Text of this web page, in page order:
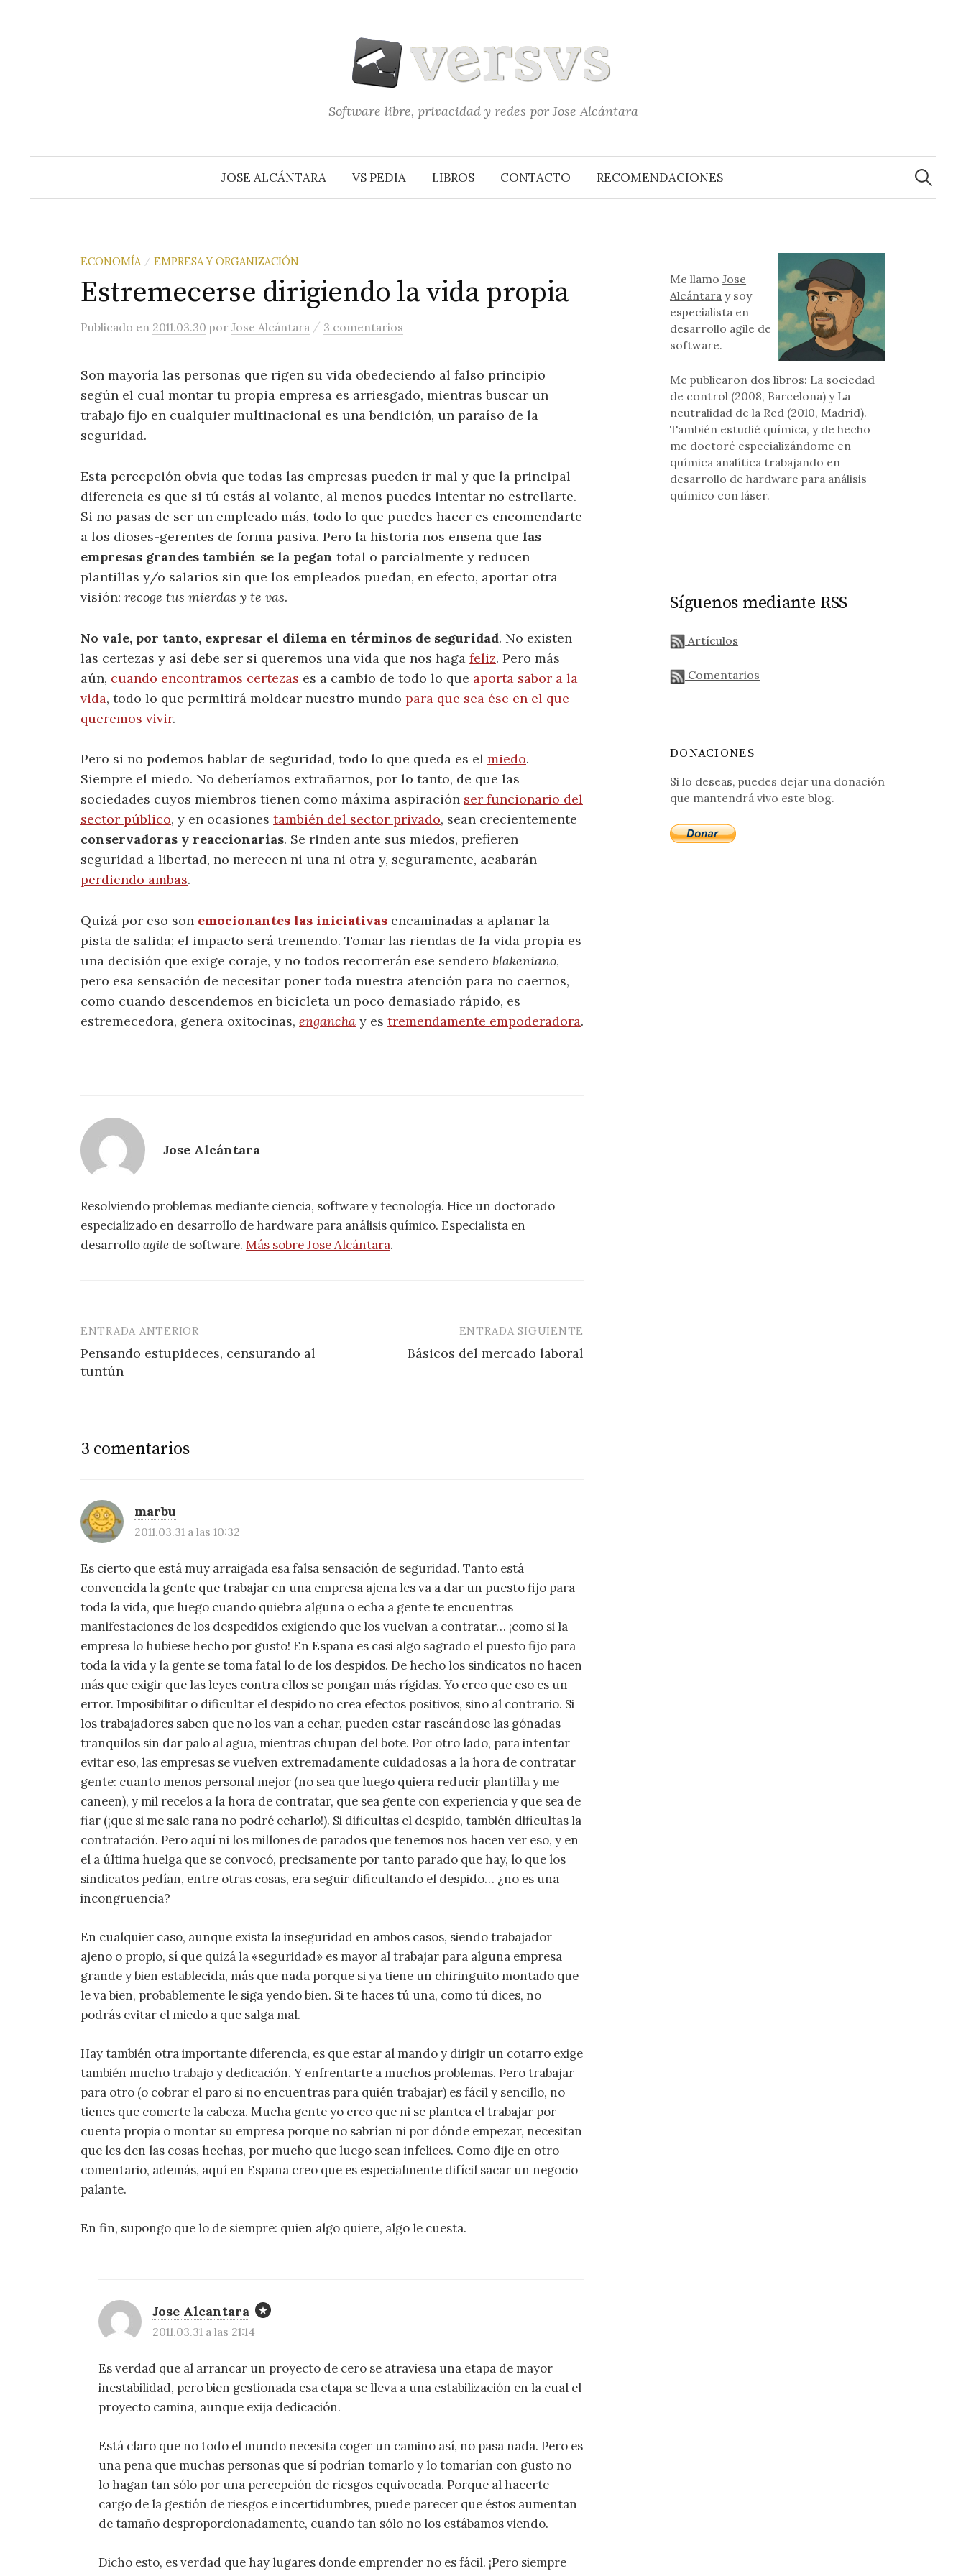
Software libre, privacidad y redes por Jose Alcántara
JOSE ALCÁNTARA VS PEDIA LIBROS CONTACTO RECOMENDACIONES
Buscar:
ECONOMÍA / EMPRESA Y ORGANIZACIÓN
Estremecerse dirigiendo la vida propia
Publicado en 2011.03.30 por Jose Alcántara / 3 comentarios
Son mayoría las personas que rigen su vida obedeciendo al falso principio
según el cual montar tu propia empresa es arriesgado, mientras buscar un
trabajo fijo en cualquier multinacional es una bendición, un paraíso de la
seguridad.
Esta percepción obvia que todas las empresas pueden ir mal y que la principal
diferencia es que si tú estás al volante, al menos puedes intentar no estrellarte.
Si no pasas de ser un empleado más, todo lo que puedes hacer es encomendarte
a los dioses-gerentes de forma pasiva. Pero la historia nos enseña que las
empresas grandes también se la pegan total o parcialmente y reducen
plantillas y/o salarios sin que los empleados puedan, en efecto, aportar otra
visión: recoge tus mierdas y te vas.
No vale, por tanto, expresar el dilema en términos de seguridad. No existen
las certezas y así debe ser si queremos una vida que nos haga feliz. Pero más
aún, cuando encontramos certezas es a cambio de todo lo que aporta sabor a la
vida, todo lo que permitirá moldear nuestro mundo para que sea ése en el que
queremos vivir.
Pero si no podemos hablar de seguridad, todo lo que queda es el miedo.
Siempre el miedo. No deberíamos extrañarnos, por lo tanto, de que las
sociedades cuyos miembros tienen como máxima aspiración ser funcionario del
sector público, y en ocasiones también del sector privado, sean crecientemente
conservadoras y reaccionarias. Se rinden ante sus miedos, prefieren
seguridad a libertad, no merecen ni una ni otra y, seguramente, acabarán
perdiendo ambas.
Quizá por eso son emocionantes las iniciativas encaminadas a aplanar la
pista de salida; el impacto será tremendo. Tomar las riendas de la vida propia es
una decisión que exige coraje, y no todos recorrerán ese sendero blakeniano,
pero esa sensación de necesitar poner toda nuestra atención para no caernos,
como cuando descendemos en bicicleta un poco demasiado rápido, es
estremecedora, genera oxitocinas, engancha y es tremendamente empoderadora.
Jose Alcántara
Resolviendo problemas mediante ciencia, software y tecnología. Hice un doctorado
especializado en desarrollo de hardware para análisis químico. Especialista en
desarrolloagile de software. Más sobre Jose Alcántara.
Navegación
de
ENTRADA ANTERIOR
Pensando estupideces, censurando al
tuntún
ENTRADA SIGUIENTE
Básicos del mercado laboral
3 comentarios
marbu
2011.03.31 a las 10:32
Es cierto que está muy arraigada esa falsa sensación de seguridad. Tanto está
convencida la gente que trabajar en una empresa ajena les va a dar un puesto fijo para
toda la vida, que luego cuando quiebra alguna o echa a gente te encuentras
manifestaciones de los despedidos exigiendo que los vuelvan a contratar… ¡como si la
empresa lo hubiese hecho por gusto! En España es casi algo sagrado el puesto fijo para
toda la vida y la gente se toma fatal lo de los despidos. De hecho los sindicatos no hacen
más que exigir que las leyes contra ellos se pongan más rígidas. Yo creo que eso es un
error. Imposibilitar o dificultar el despido no crea efectos positivos, sino al contrario. Si
los trabajadores saben que no los van a echar, pueden estar rascándose las gónadas
tranquilos sin dar palo al agua, mientras chupan del bote. Por otro lado, para intentar
evitar eso, las empresas se vuelven extremadamente cuidadosas a la hora de contratar
gente: cuanto menos personal mejor (no sea que luego quiera reducir plantilla y me
caneen), y mil recelos a la hora de contratar, que sea gente con experiencia y que sea de
fiar (¡que si me sale rana no podré echarlo!). Si dificultas el despido, también dificultas la
contratación. Pero aquí ni los millones de parados que tenemos nos hacen ver eso, y en
el a última huelga que se convocó, precisamente por tanto parado que hay, lo que los
sindicatos pedían, entre otras cosas, era seguir dificultando el despido… ¿no es una
incongruencia?
En cualquier caso, aunque exista la inseguridad en ambos casos, siendo trabajador
ajeno o propio, sí que quizá la «seguridad» es mayor al trabajar para alguna empresa
grande y bien establecida, más que nada porque si ya tiene un chiringuito montado que
le va bien, probablemente le siga yendo bien. Si te haces tú una, como tú dices, no
podrás evitar el miedo a que salga mal.
Hay también otra importante diferencia, es que estar al mando y dirigir un cotarro exige
también mucho trabajo y dedicación. Y enfrentarte a muchos problemas. Pero trabajar
para otro (o cobrar el paro si no encuentras para quién trabajar) es fácil y sencillo, no
tienes que comerte la cabeza. Mucha gente yo creo que ni se plantea el trabajar por
cuenta propia o montar su empresa porque no sabrían ni por dónde empezar, necesitan
que les den las cosas hechas, por mucho que luego sean infelices. Como dije en otro
comentario, además, aquí en España creo que es especialmente difícil sacar un negocio
palante.
En fin, supongo que lo de siempre: quien algo quiere, algo le cuesta.
Jose Alcantara
2011.03.31 a las 21:14
Es verdad que al arrancar un proyecto de cero se atraviesa una etapa de mayor
inestabilidad, pero bien gestionada esa etapa se lleva a una estabilización en la cual el
proyecto camina, aunque exija dedicación.
Está claro que no todo el mundo necesita coger un camino así, no pasa nada. Pero es
una pena que muchas personas que sí podrían tomarlo y lo tomarían con gusto no
lo hagan tan sólo por una percepción de riesgos equivocada. Porque al hacerte
cargo de la gestión de riesgos e incertidumbres, puede parecer que éstos aumentan
de tamaño desproporcionadamente, cuando tan sólo no los estábamos viendo.
Dicho esto, es verdad que hay lugares donde emprender no es fácil. ¡Pero siempre
Me llamoJose
Alcántara y soy
especialista en
desarrollo agile de
software.
Me publicaron dos libros: La sociedad
de control (2008, Barcelona) y La
neutralidad de la Red (2010, Madrid).
También estudié química, y de hecho
me doctoré especializándome en
química analítica trabajando en
desarrollo de hardware para análisis
químico con láser.
Síguenos mediante RSS
Artículos
Comentarios
DONACIONES
Si lo deseas, puedes dejar una donación
que mantendrá vivo este blog.